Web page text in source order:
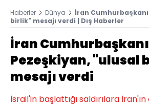
Haberler Dünya
İran
birlik" mesajı verdi | Dış Haberler
İran Cumhurbaşkanı
Pezeşkiyan, "ulusal
mesajı verdi
İsrail'in başlattığı saldırılara